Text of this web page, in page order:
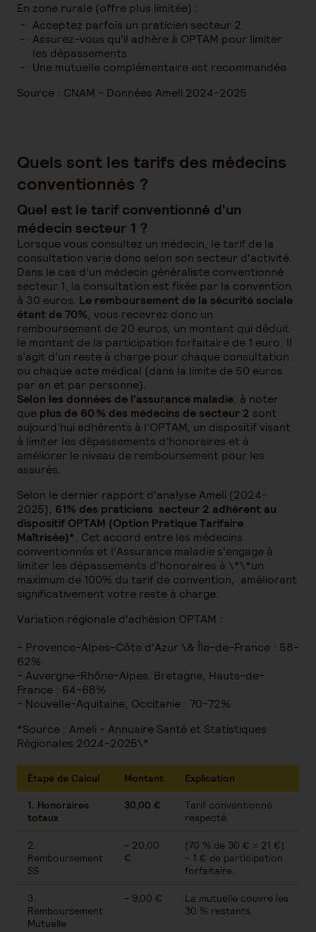
En zone rurale (offre plus limitée) :
Acceptez parfois un praticien secteur 2
Assurez-vous qu'il adhère à OPTAM pour limiter
les dépassements
Une mutuelle complémentaire est recommandée
Source : CNAM - Données Ameli 2024-2025
Quels sont les tarifs des médecins
conventionnés ?
Quel est le tarif conventionné d'un
médecin secteur 1 ?
Lorsque vous consultez un médecin, le tarif de la
consultation varie donc selon son secteur d'activité.
Dans le cas d’un médecin généraliste conventionné
secteur 1, la consultation est fixée par la convention
à 30 euros. Le remboursement de la sécurité sociale
étant de 70%, vous recevrez donc un
remboursement de 20 euros, un montant qui déduit
le montant de la participation forfaitaire de 1 euro. Il
s’agit d’un reste à charge pour chaque consultation
ou chaque acte médical (dans la limite de 50 euros
par an et par personne).
Selon les données de l'assurance maladie, à noter
que plus de 60 % des médecins de secteur 2 sont
aujourd’hui adhérents à l’OPTAM, un dispositif visant
à limiter les dépassements d’honoraires et à
améliorer le niveau de remboursement pour les
assurés.
Selon le dernier rapport d'analyse Ameli (2024-
2025), 61% des praticiens secteur 2 adhèrent au
dispositif OPTAM (Option Pratique Tarifaire
Maîtrisée)*. Cet accord entre les médecins
conventionnés et l'Assurance maladie s'engage à
limiter les dépassements d'honoraires à \*\*un
maximum de 100% du tarif de convention, améliorant
significativement votre reste à charge.
Variation régionale d'adhésion OPTAM :
- Provence-Alpes-Côte d'Azur \& Île-de-France : 58-
62%
- Auvergne-Rhône-Alpes, Bretagne, Hauts-de-
France : 64-68%
- Nouvelle-Aquitaine, Occitanie : 70-72%
*Source : Ameli - Annuaire Santé et Statistiques
Régionales 2024-2025\*
Étape de Calcul Montant Explication
1. Honoraires
totaux
30,00 €
Tarif conventionné
respecté.
2.
Remboursement
SS
- 20,00
€
(70 % de 30 € = 21 €)
- 1 € de participation
forfaitaire.
3.
Remboursement
Mutuelle
- 9,00 €
La mutuelle couvre les
30 % restants.